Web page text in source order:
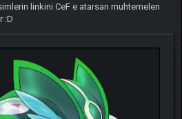
linkini CeF e atarsan muhtemelen
:D